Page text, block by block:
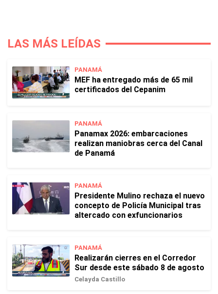
LAS MÁS LEÍDAS
PANAMÁ
MEF ha entregado más de 65 mil
certificados del Cepanim
PANAMÁ
Panamax 2026: embarcaciones
realizan maniobras cerca del Canal
de Panamá
PANAMÁ
Presidente Mulino rechaza el nuevo
concepto de Policía Municipal tras
altercado con exfuncionarios
PANAMÁ
Realizarán cierres en el Corredor
Sur desde este sábado 8 de agosto
Celayda Castillo